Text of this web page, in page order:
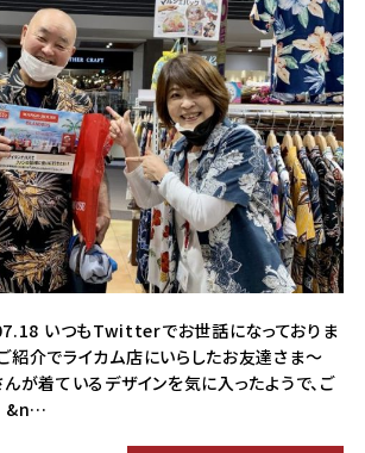
いつもTwitterでお世話になっておりま
紹介でライカム店にいらしたお友達さま～
着ているデザインを気に入ったようで、ご
&n…